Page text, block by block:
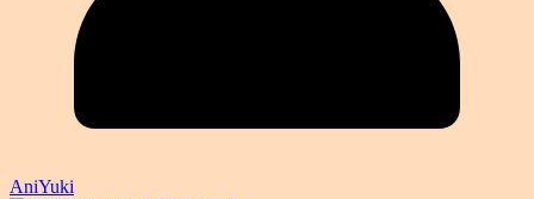
AniYuki